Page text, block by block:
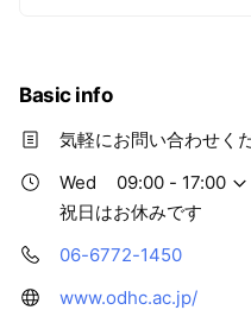
Basic info
気軽にお問い合わせく
Wed
09:00 - 17:00
祝日はお休みです
06-6772-1450
www.odhc.ac.jp/